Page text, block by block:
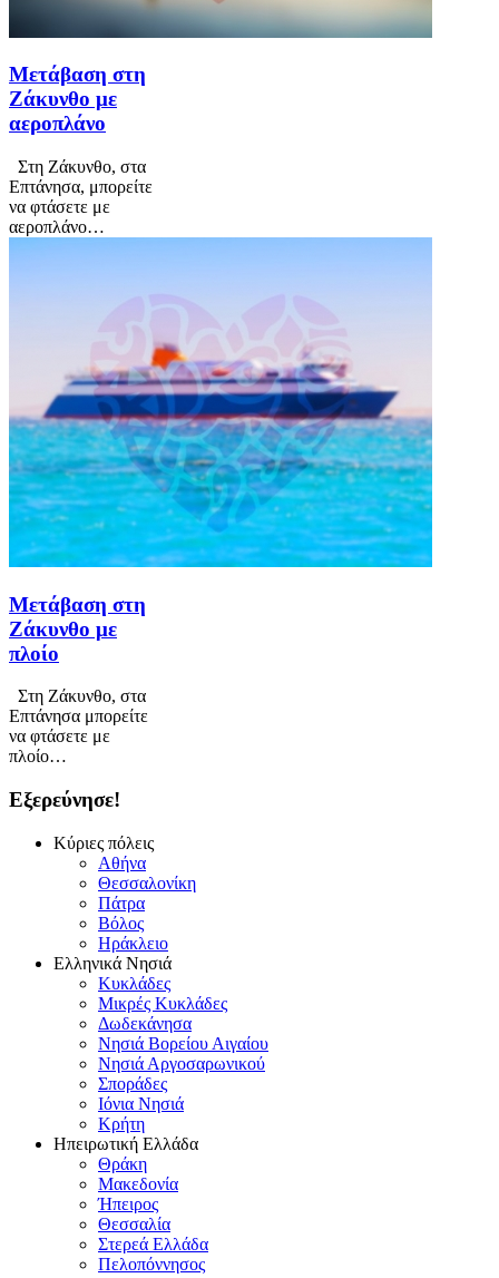
Μετάβαση στη
Ζάκυνθο με
αεροπλάνο
Στη Ζάκυνθο, στα
Επτάνησα, μπορείτε
να φτάσετε με
αεροπλάνο…
Μετάβαση στη
Ζάκυνθο με
πλοίο
Στη Ζάκυνθο, στα
Επτάνησα μπορείτε
να φτάσετε με
πλοίο…
Εξερεύνησε!
Κύριες πόλεις
Αθήνα
Θεσσαλονίκη
Πάτρα
Βόλος
Ηράκλειο
Ελληνικά Νησιά
Κυκλάδες
Μικρές Κυκλάδες
Δωδεκάνησα
Νησιά Βορείου Αιγαίου
Νησιά Αργοσαρωνικού
Σποράδες
Ιόνια Νησιά
Κρήτη
Ηπειρωτική Ελλάδα
Θράκη
Μακεδονία
Ήπειρος
Θεσσαλία
Στερεά Ελλάδα
Πελοπόννησος